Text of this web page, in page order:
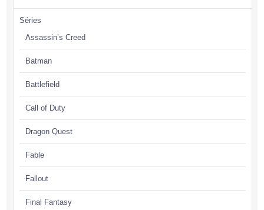
Séries
Assassin’s Creed
Batman
Battlefield
Call of Duty
Dragon Quest
Fable
Fallout
Final Fantasy